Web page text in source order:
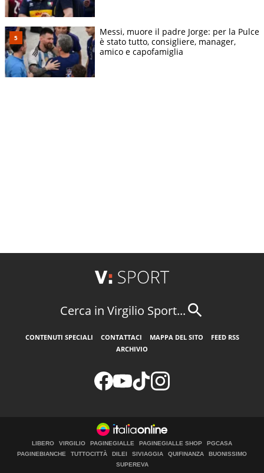
Messi, muore il padre Jorge: per la Pulce
è stato tutto, consigliere, manager,
amico e capofamiglia
Cerca in Virgilio Sport...
CONTENUTI SPECIALI CONTATTACI MAPPA DEL SITO
FEED RSS
ARCHIVIO
LIBERO VIRGILIO PAGINEGIALLE PAGINEGIALLE SHOP
PGCASA
PAGINEBIANCHE
TUTTOCITTÀ DILEI SIVIAGGIA QUIFINANZA
BUONISSIMO
SUPEREVA